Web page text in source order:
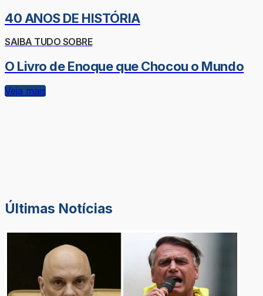
40 ANOS DE HISTÓRIA
SAIBA TUDO SOBRE
O Livro de Enoque que Chocou o Mundo
Veja mais
Últimas Notícias